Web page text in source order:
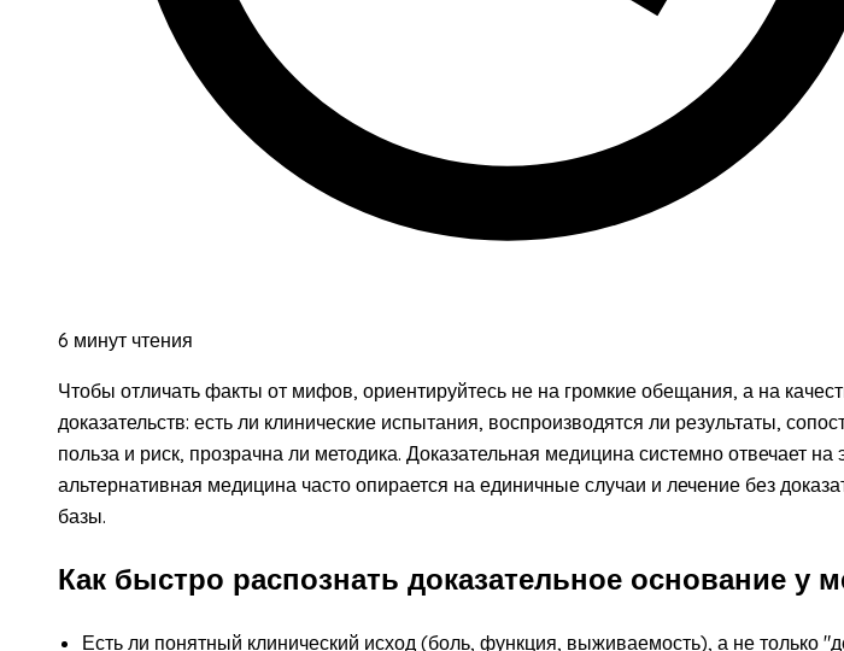
6 минут чтения
Чтобы отличать факты от мифов, ориентируйтесь не на громкие обещания, а на
доказательств: есть ли клинические испытания, воспроизводятся ли результаты,
польза и риск, прозрачна ли методика. Доказательная медицина системно отвечает на
альтернативная медицина часто опирается на единичные случаи и лечение без
базы.
Как быстро распознать доказательное основание у
Есть ли понятный клинический исход (боль, функция, выживаемость), а не только